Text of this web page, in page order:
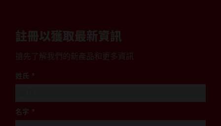
註冊以獲取最新資訊
搶先了解我們的新產品和更多資訊
姓氏 *
名字 *